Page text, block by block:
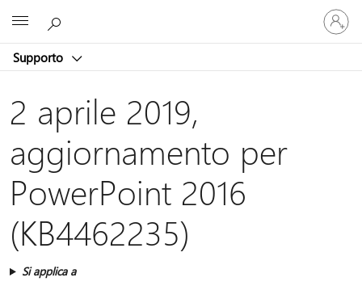
Supporto
Accedi
con
il
account
2 aprile 2019,
aggiornamento per
PowerPoint 2016
(KB4462235)
Si applica a